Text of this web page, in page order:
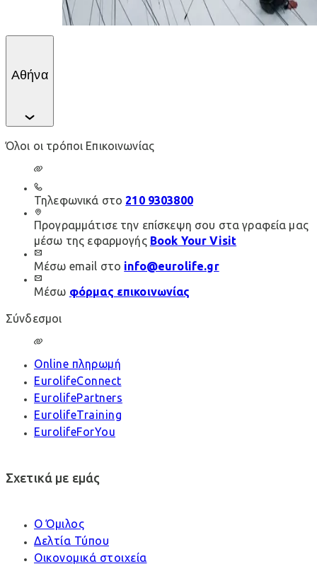
Aθήνα
Όλοι οι τρόποι Επικοινωνίας
Τηλεφωνικά στο 210 9303800
Προγραμμάτισε την επίσκεψη σου στα γραφεία μας
μέσω της εφαρμογής Book Your Visit
Μέσω email στο info@eurolife.gr
Μέσω φόρμας επικοινωνίας
Σύνδεσμοι
Online πληρωμή
EurolifeConnect
EurolifePartners
EurolifeTraining
EurolifeForYou
Σχετικά με εμάς
Ο Όμιλος
Δελτία Τύπου
Οικονομικά στοιχεία